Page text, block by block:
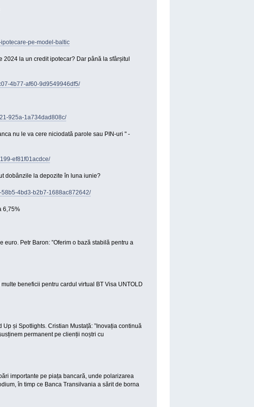
pe-model-baltic
2024 la un credit ipotecar? Dar până la sfârșitul
4b77-af60-9d9549946df5/
925a-1a734dad808c/
nu le va cere niciodată parole sau PIN-uri " -
ef81f01acdce/
dobânzile la depozite în luna iunie?
4bd3-b2b7-1688ac872642/
6,75%
Petr Baron: ”Oferim o bază stabilă pentru a
beneficii pentru cardul virtual BT Visa UNTOLD
și Spotlights. Cristian Mustață: ”Inovația continuă
permanent pe clienții noștri cu
importante pe piața bancară, unde polarizarea
în timp ce Banca Transilvania a sărit de borna